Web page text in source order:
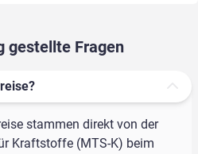
gestellte Fragen
stammen direkt von der
Kraftstoffe (MTS-K) beim